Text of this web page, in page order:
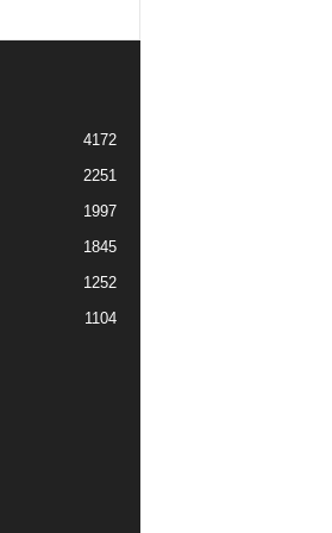
4172
2251
1997
1845
1252
1104